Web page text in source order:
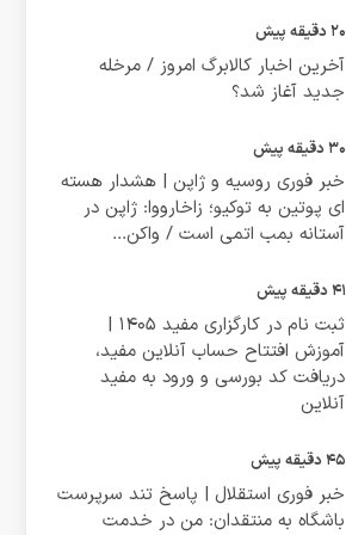
آخرین اخبار کالابرگ امروز / مرخله
جدید آغاز شد؟
خبر فوری روسیه و ژاپن | هشدار هسته‌
ای پوتین به توکیو؛ زاخارووا: ژاپن در
آستانه بمب‌ اتمی است / واکن...
ثبت نام در کارگزاری مفید ۱۴۰۵ |
آموزش افتتاح حساب آنلاین مفید،
دریافت کد بورسی و ورود به مفید
آنلاین
خبر فوری استقلال | پاسخ تند سرپرست
باشگاه به منتقدان: من در خدمت